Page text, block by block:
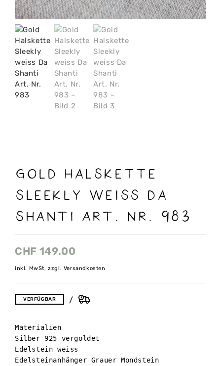
Gold Halskette
Sleekly weiss Da
Shanti Art. Nr. 983
CHF 149.00
inkl. MwSt, zzgl. Versandkosten
VERFÜGBAR
Materialien
Silber 925 vergoldet
Edelstein weiss
Edelsteinanhänger Grauer Mondstein